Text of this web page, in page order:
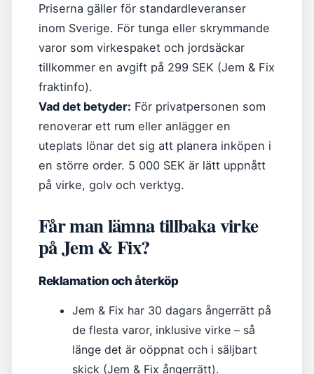
Priserna gäller för standardleveranser
inom Sverige. För tunga eller skrymmande
varor som virkespaket och jordsäckar
tillkommer en avgift på 299 SEK (Jem & Fix
fraktinfo).
Vad det betyder: För privatpersonen som
renoverar ett rum eller anlägger en
uteplats lönar det sig att planera inköpen i
en större order. 5 000 SEK är lätt uppnått
på virke, golv och verktyg.
Får man lämna tillbaka virke
på Jem & Fix?
Reklamation och återköp
Jem & Fix har 30 dagars ångerrätt på
de flesta varor, inklusive virke – så
länge det är oöppnat och i säljbart
skick (Jem & Fix ångerrätt).